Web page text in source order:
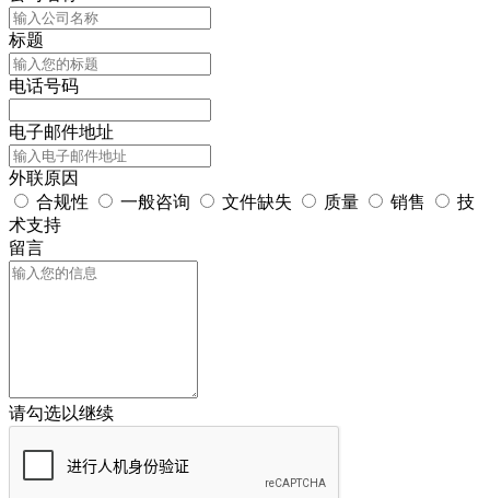
标题
电话号码
电子邮件地址
外联原因
合规性
一般咨询 文件缺失 质量 销售
技
术支持
留言
请勾选以继续